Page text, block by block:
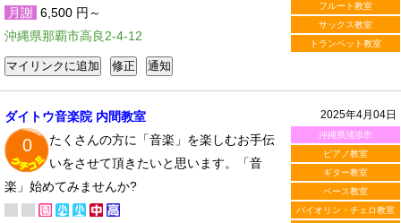
フルート教室
サックス教室
トランペット教室
月謝 6,500 円～
沖縄県那覇市高良2-4-12
2025年4月04日
沖縄県浦添市
ピアノ教室
ギター教室
ベース教室
バイオリン・チェロ教室
ダイトウ音楽院 内間教室
0
たくさんの方に「音楽」を楽しむお手伝
いをさせて頂きたいと思います。「音
楽」始めてみませんか?